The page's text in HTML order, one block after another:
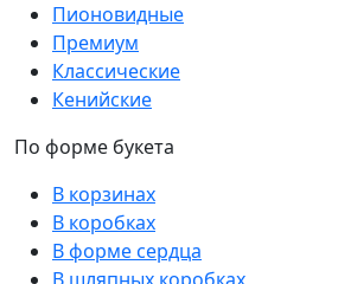
Пионовидные
Премиум
Классические
Кенийские
По форме букета
В корзинах
В коробках
В форме сердца